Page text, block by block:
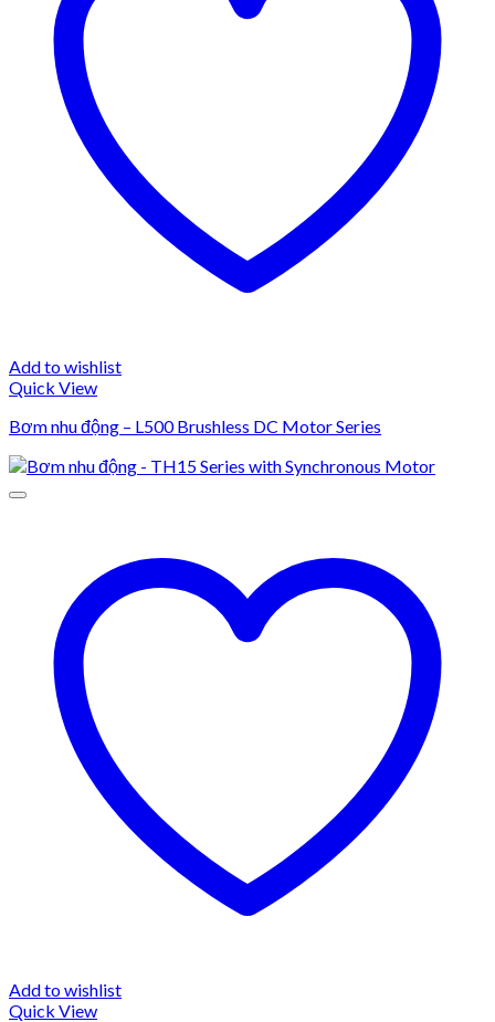
Add to wishlist
Quick View
Bơm nhu động – L500 Brushless DC Motor Series
Add to wishlist
Quick View